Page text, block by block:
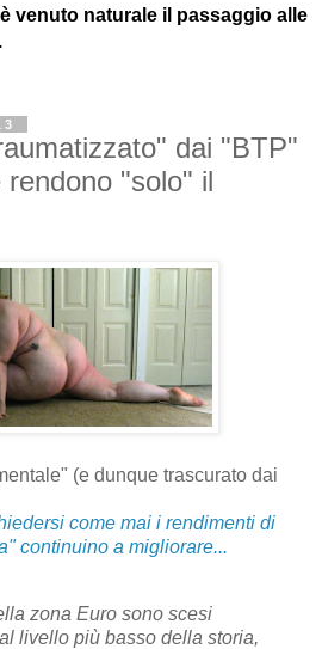
venuto naturale il passaggio alle
dai "BTP"
"solo" il
(e dunque trascurato dai
come mai i rendimenti di
continuino a migliorare...
zona Euro sono scesi
livello più basso della storia,